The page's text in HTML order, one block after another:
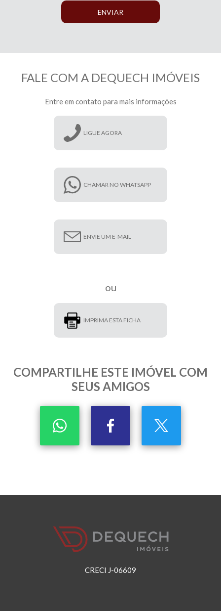
ENVIAR
FALE COM A DEQUECH IMÓVEIS
Entre em contato para mais informações
LIGUE AGORA
CHAMAR NO WHATSAPP
ENVIE UM E-MAIL
ou
IMPRIMA ESTA FICHA
COMPARTILHE ESTE IMÓVEL COM
SEUS AMIGOS
CRECI J-06609